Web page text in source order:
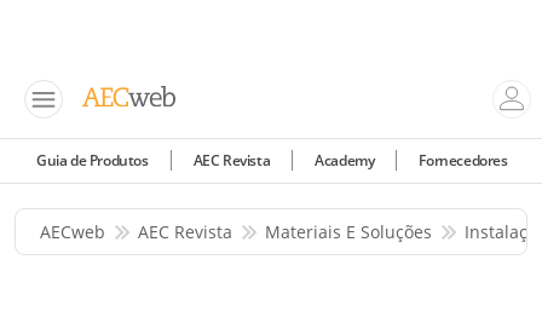
Guia de Produtos AEC Revista Academy Fornecedores
AECweb AEC Revista Materiais E Soluções